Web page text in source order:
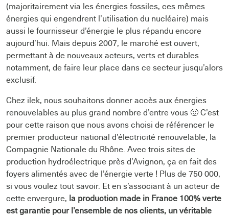
(majoritairement via les énergies fossiles, ces mêmes
énergies qui engendrent l’utilisation du nucléaire) mais
aussi le fournisseur d’énergie le plus répandu encore
aujourd’hui. Mais depuis 2007, le marché est ouvert,
permettant à de nouveaux acteurs, verts et durables
notamment, de faire leur place dans ce secteur jusqu’alors
exclusif.
Chez ilek, nous souhaitons donner accès aux énergies
renouvelables au plus grand nombre d’entre vous 🙂 C’est
pour cette raison que nous avons choisi de référencer le
premier producteur national d’électricité renouvelable, la
Compagnie Nationale du Rhône. Avec trois sites de
production hydroélectrique près d’Avignon, ça en fait des
foyers alimentés avec de l’énergie verte ! Plus de 750 000,
si vous voulez tout savoir. Et en s’associant à un acteur de
cette envergure, la production made in France 100% verte
est garantie pour l’ensemble de nos clients, un véritable